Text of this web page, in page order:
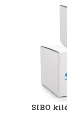
SIBO